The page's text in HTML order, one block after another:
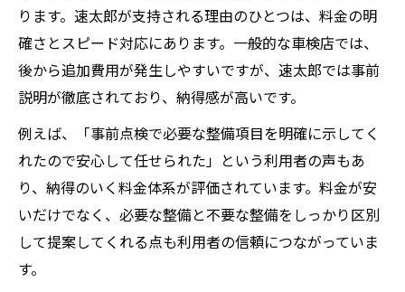
ります。速太郎が支持される理由のひとつは、料金の明
確さとスピード対応にあります。一般的な車検店では、
後から追加費用が発生しやすいですが、速太郎では事前
説明が徹底されており、納得感が高いです。
例えば、「事前点検で必要な整備項目を明確に示してく
れたので安心して任せられた」という利用者の声もあ
り、納得のいく料金体系が評価されています。料金が安
いだけでなく、必要な整備と不要な整備をしっかり区別
して提案してくれる点も利用者の信頼につながっていま
す。